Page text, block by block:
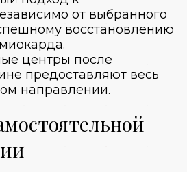
от выбранного
восстановлению
центры после
предоставляют весь
направлении.